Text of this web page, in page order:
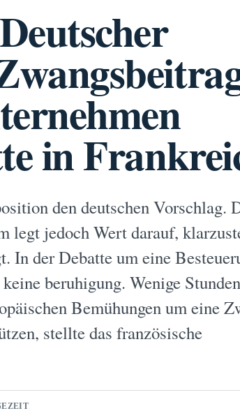
in
den deutschen Vorschlag.
jedoch Wert darauf,
In der Debatte um eine
beruhigung. Wenige
Bemühungen um eine
stellte das französische